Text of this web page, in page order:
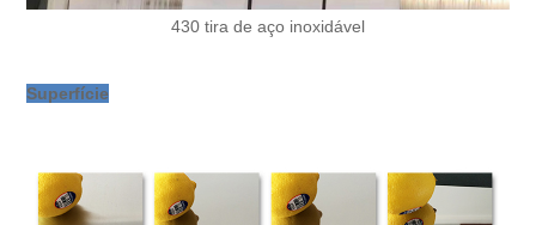
430 tira de aço inoxidável
Superfície